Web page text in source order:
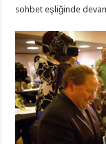
sohbet eşliğinde